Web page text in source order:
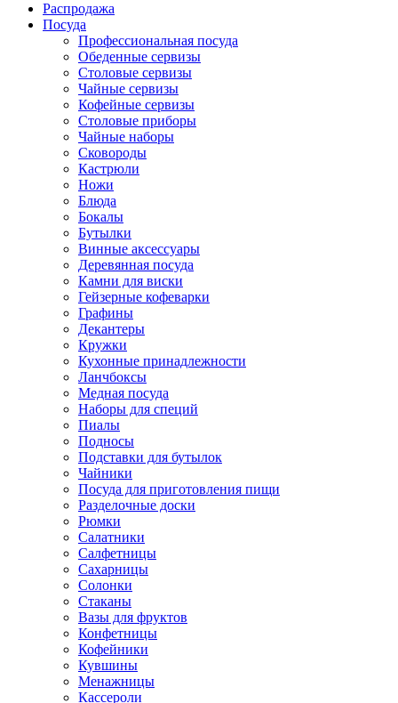
Распродажа
Посуда
Профессиональная посуда
Обеденные сервизы
Столовые сервизы
Чайные сервизы
Кофейные сервизы
Столовые приборы
Чайные наборы
Сковороды
Кастрюли
Ножи
Блюда
Бокалы
Бутылки
Винные аксессуары
Деревянная посуда
Камни для виски
Гейзерные кофеварки
Графины
Декантеры
Кружки
Кухонные принадлежности
Ланчбоксы
Медная посуда
Наборы для специй
Пиалы
Подносы
Подставки для бутылок
Чайники
Посуда для приготовления пищи
Разделочные доски
Рюмки
Салатники
Салфетницы
Сахарницы
Солонки
Стаканы
Вазы для фруктов
Конфетницы
Кофейники
Кувшины
Менажницы
Кассероли